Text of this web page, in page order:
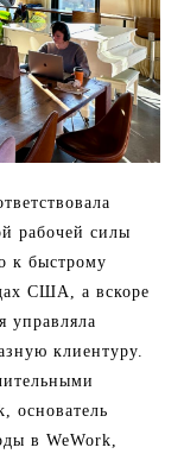
рабочей силы
к быстрому
США, а вскоре
управляла
клиентуру.
основатель
в WeWork,